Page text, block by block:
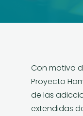
Con motivo
Proyecto
de las
extendidas